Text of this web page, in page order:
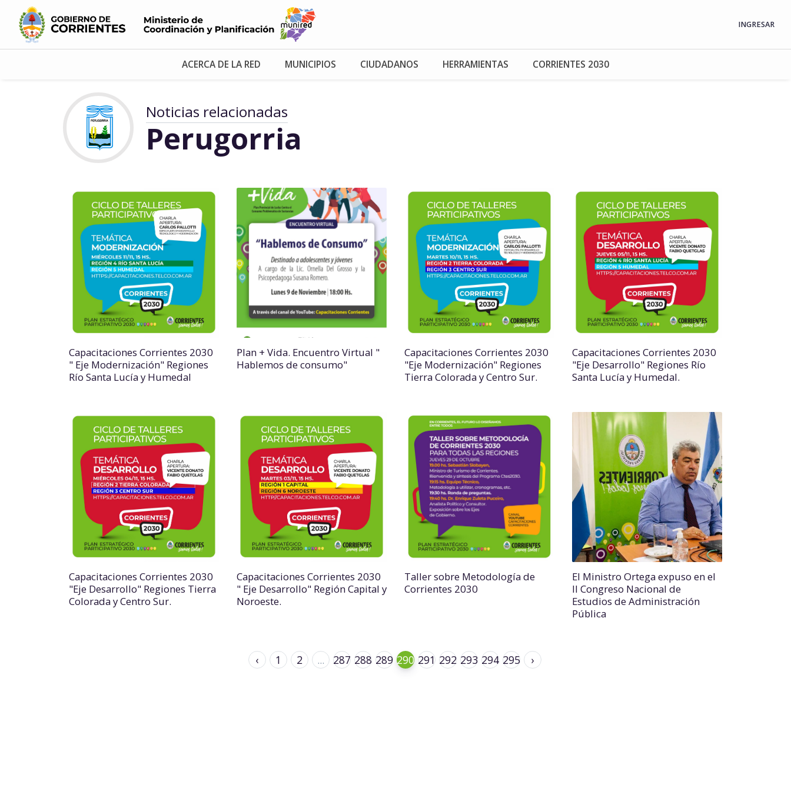
INGRESAR
ACERCA DE LA RED MUNICIPIOS CIUDADANOS HERRAMIENTAS CORRIENTES 2030
Noticias relacionadas
Perugorria
Capacitaciones Corrientes 2030
" Eje Modernización" Regiones
Río Santa Lucía y Humedal
Plan + Vida. Encuentro Virtual "
Hablemos de consumo"
Capacitaciones Corrientes 2030
"Eje Modernización" Regiones
Tierra Colorada y Centro Sur.
Capacitaciones Corrientes 2030
"Eje Desarrollo" Regiones Río
Santa Lucía y Humedal.
Capacitaciones Corrientes 2030
"Eje Desarrollo" Regiones Tierra
Colorada y Centro Sur.
Capacitaciones Corrientes 2030
" Eje Desarrollo" Región Capital y
Noroeste.
Taller sobre Metodología de
Corrientes 2030
El Ministro Ortega expuso en el
II Congreso Nacional de
Estudios de Administración
Pública
‹ 1 2 ... 287 288 289 290 291 292 293 294 295 ›